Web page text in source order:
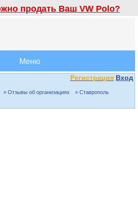
продать Ваш VW Polo?
Меню
Регистрация Вход
» Отзывы об организациях
» Ставрополь